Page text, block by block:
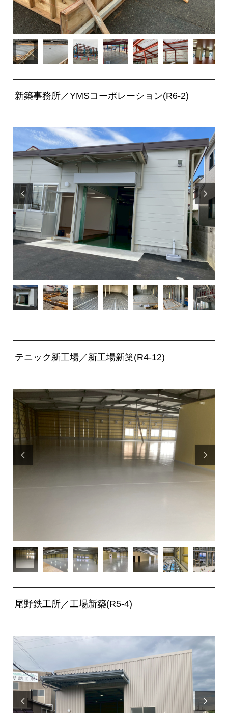
新築事務所／YMSコーポレーション(R6-2)
 
テニック新工場／新工場新築(R4-12)
 
尾野鉄工所／工場新築(R5-4)
 